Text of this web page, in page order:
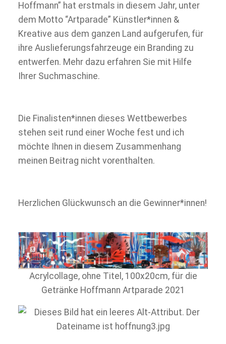
Hoffmann” hat erstmals in diesem Jahr, unter
dem Motto “Artparade” Künstler*innen &
Kreative aus dem ganzen Land aufgerufen, für
ihre Auslieferungsfahrzeuge ein Branding zu
entwerfen. Mehr dazu erfahren Sie mit Hilfe
Ihrer Suchmaschine.
Die Finalisten*innen dieses Wettbewerbes
stehen seit rund einer Woche fest und ich
möchte Ihnen in diesem Zusammenhang
meinen Beitrag nicht vorenthalten.
Herzlichen Glückwunsch an die Gewinner*innen!
Acrylcollage, ohne Titel, 100x20cm, für die
Getränke Hoffmann Artparade 2021